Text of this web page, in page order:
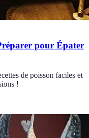
pour Épater
de poisson faciles et
!